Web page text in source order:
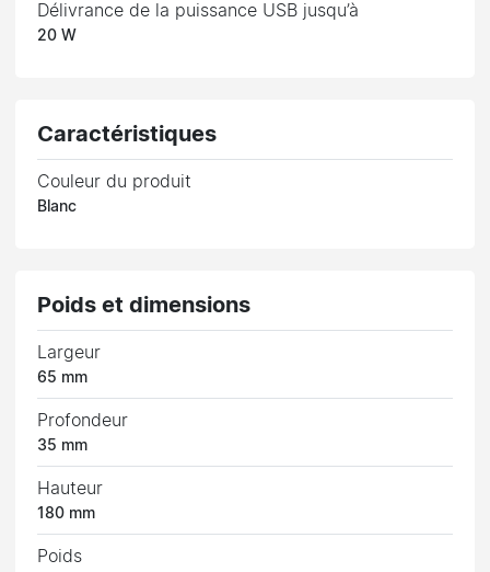
Délivrance de la puissance USB jusqu’à
20 W
Caractéristiques
Couleur du produit
Blanc
Poids et dimensions
Largeur
65 mm
Profondeur
35 mm
Hauteur
180 mm
Poids